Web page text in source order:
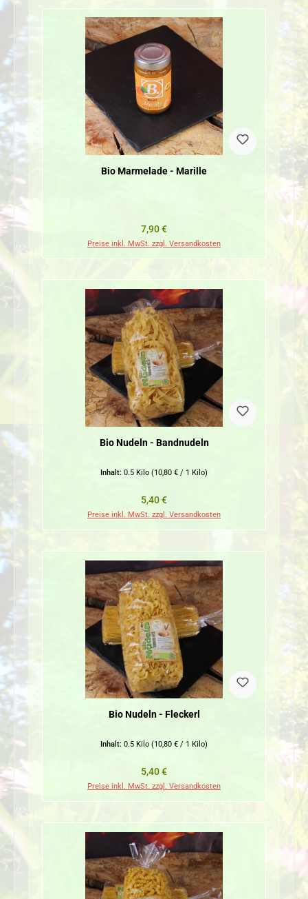
Bio Marmelade - Marille
Regulärer Preis:
7,90 €
Preise inkl. MwSt. zzgl. Versandkosten
Bio Nudeln - Bandnudeln
Inhalt: 0.5 Kilo (10,80 € / 1 Kilo)
Regulärer Preis:
5,40 €
Preise inkl. MwSt. zzgl. Versandkosten
Bio Nudeln - Fleckerl
Inhalt: 0.5 Kilo (10,80 € / 1 Kilo)
Regulärer Preis:
5,40 €
Preise inkl. MwSt. zzgl. Versandkosten